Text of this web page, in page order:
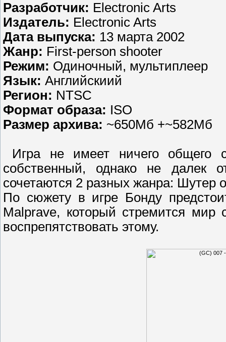
Разработчик: Electronic Arts
Издатель: Electronic Arts
Дата выпуска: 13 марта 2002
Жанр: First-person shooter
Режим: Одиночный, мультиплеер
Язык: Английскиий
Регион: NTSC
Формат образа: ISO
Размер архива: ~650Мб +~582Мб
Игра не имеет ничего
собственный, однако не
сочетаются 2 разных жанра: Шутер
По сюжету в игре Бонду
Malprave, который стремится
воспрепятствовать этому.